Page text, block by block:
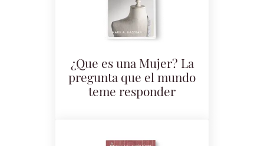
¿Que es una Mujer? La
pregunta que el mundo
teme responder